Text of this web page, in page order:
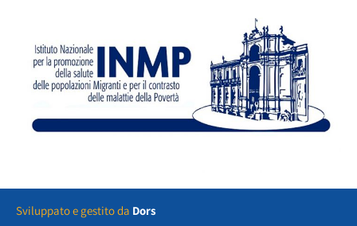
Sviluppato e gestito da Dors